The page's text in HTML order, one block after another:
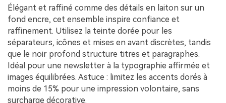
Élégant et raffiné comme des détails en laiton sur un
fond encre, cet ensemble inspire confiance et
raffinement. Utilisez la teinte dorée pour les
séparateurs, icônes et mises en avant discrètes, tandis
que le noir profond structure titres et paragraphes.
Idéal pour une newsletter à la typographie affirmée et
images équilibrées. Astuce : limitez les accents dorés à
moins de 15% pour une impression volontaire, sans
surcharge décorative.